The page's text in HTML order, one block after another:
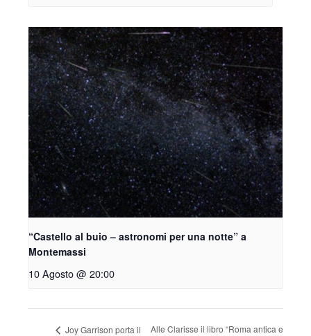
“Castello al buio – astronomi per una notte” a
Montemassi
10 Agosto @ 20:00
Joy Garrison porta il
Alle Clarisse il libro “Roma antica e